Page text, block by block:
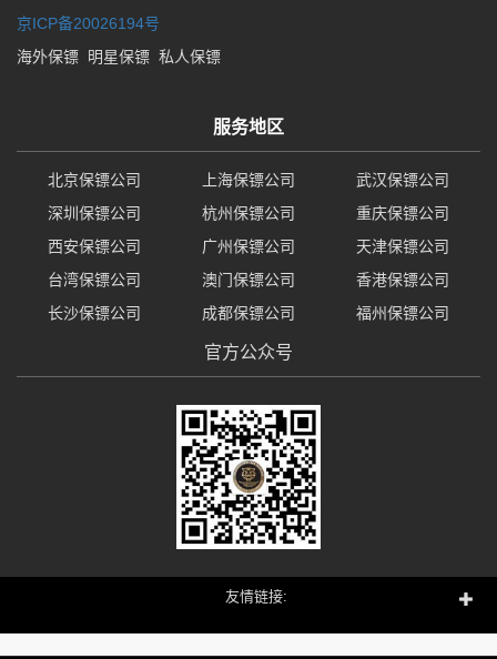
京ICP备20026194号
海外保镖
明星保镖 私人保镖
服务地区
北京保镖公司 上海保镖公司
武汉保镖公司
深圳保镖公司
杭州保镖公司
重庆保镖公司
西安保镖公司
广州保镖公司
天津保镖公司
台湾保镖公司
澳门保镖公司
香港保镖公司
长沙保镖公司
成都保镖公司 福州保镖公司
官方公众号
友情链接: